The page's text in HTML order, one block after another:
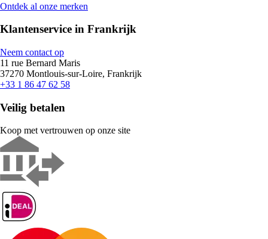
Ontdek al onze merken
Klantenservice in Frankrijk
Neem contact op
11 rue Bernard Maris
37270 Montlouis-sur-Loire, Frankrijk
+33 1 86 47 62 58
Veilig betalen
Koop met vertrouwen op onze site